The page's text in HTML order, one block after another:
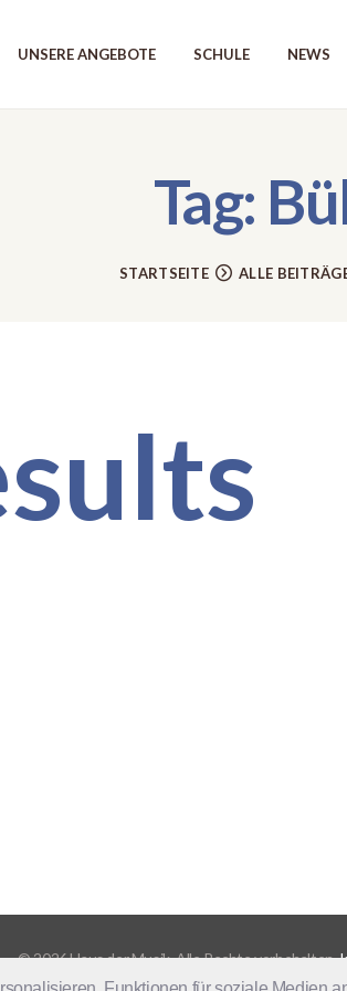
UNSERE ANGEBOTE SCHULE NEWS
Tag:
STARTSEITE ALLE
TERMINE
UNSER HAUS
© 2026 Haus der Musik. Alle Rechte vorbehalten.